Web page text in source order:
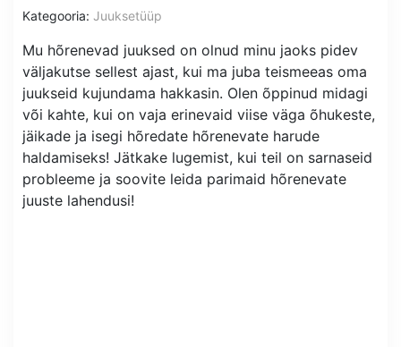
Kategooria: Juuksetüüp
Mu hõrenevad juuksed on olnud minu jaoks pidev
väljakutse sellest ajast, kui ma juba teismeeas oma
juukseid kujundama hakkasin. Olen õppinud midagi
või kahte, kui on vaja erinevaid viise väga õhukeste,
jäikade ja isegi hõredate hõrenevate harude
haldamiseks! Jätkake lugemist, kui teil on sarnaseid
probleeme ja soovite leida parimaid hõrenevate
juuste lahendusi!